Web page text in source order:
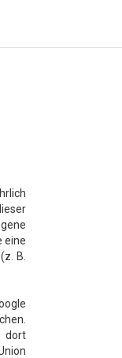
eine
B.
dort